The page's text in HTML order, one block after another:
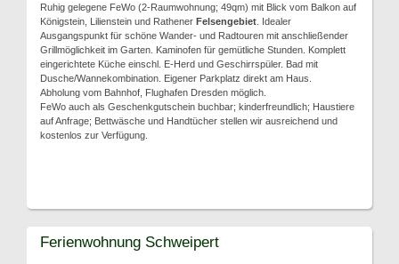
Ruhig gelegene FeWo (2-Raumwohnung; 49qm) mit Blick vom Balkon auf
Königstein, Lilienstein und Rathener Felsengebiet . Idealer
Ausgangspunkt für schöne Wander- und Radtouren mit anschließender
Grillmöglichkeit im Garten. Kaminofen für gemütliche Stunden. Komplett
eingerichtete Küche einschl. E-Herd und Geschirrspüler. Bad mit
Dusche/Wannekombination. Eigener Parkplatz direkt am Haus.
Abholung vom Bahnhof, Flughafen Dresden möglich.
FeWo auch als Geschenkgutschein buchbar; kinderfreundlich; Haustiere
auf Anfrage; Bettwäsche und Handtücher stellen wir ausreichend und
kostenlos zur Verfügung.
Ferienwohnung Schweipert